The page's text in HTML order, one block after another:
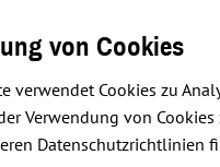
von Cookies
verwendet Cookies zu
Verwendung von
Datenschutzrichtlinien